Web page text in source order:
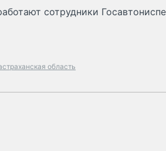
сотрудники
область